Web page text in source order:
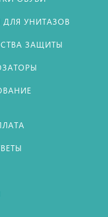
ДЛЯ УНИТАЗОВ
ЗАЩИТЫ